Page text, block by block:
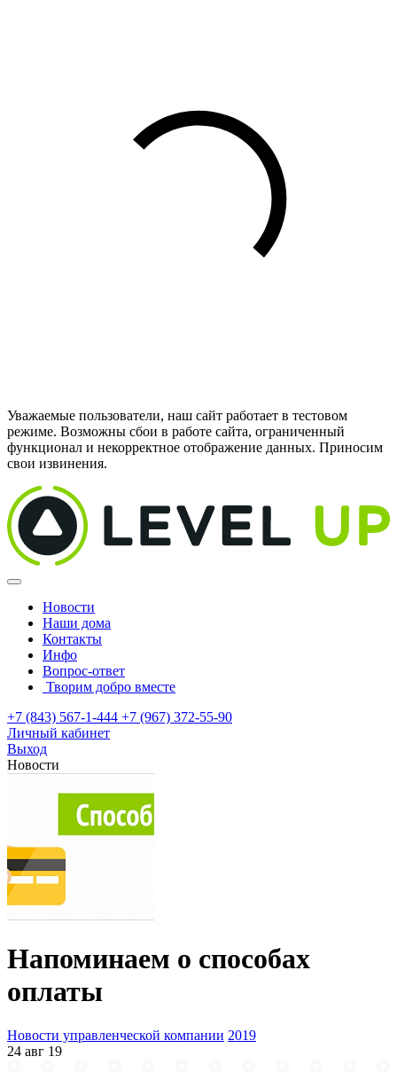
Уважаемые пользователи, наш сайт работает в тестовом
режиме. Возможны сбои в работе сайта, ограниченный
функционал и некорректное отображение данных. Приносим
свои извинения.
Новости
Наши дома
Контакты
Инфо
Вопрос-ответ
Творим добро вместе
+7 (843) 567-1-444 +7 (967) 372-55-90
Личный кабинет
Выход
Новости
Напоминаем о способах
оплаты
Новости управленческой компании 2019
24 авг 19